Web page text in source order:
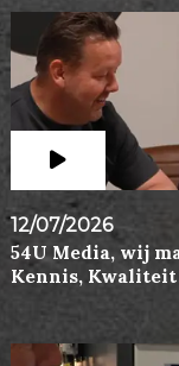
12/07/2026
54U Media, wij
Kennis,